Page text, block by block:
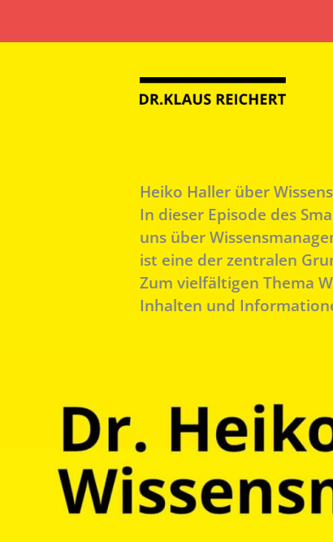
Heiko Haller über
In dieser Episode des
uns über
ist eine der zentralen
Zum vielfältigen Thema
Inhalten und